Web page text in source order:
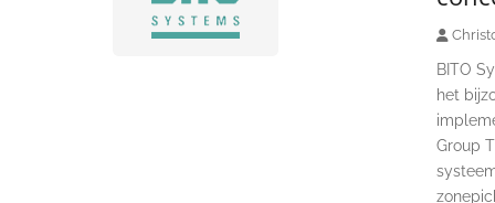
BITO
het
Group